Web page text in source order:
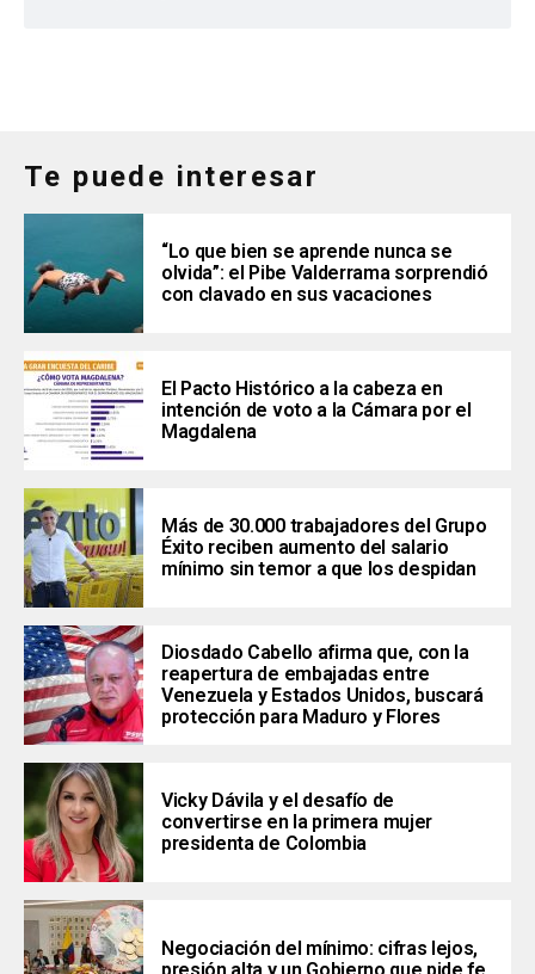
Te puede interesar
“Lo que bien se aprende nunca se
olvida”: el Pibe Valderrama sorprendió
con clavado en sus vacaciones
El Pacto Histórico a la cabeza en
intención de voto a la Cámara por el
Magdalena
Más de 30.000 trabajadores del Grupo
Éxito reciben aumento del salario
mínimo sin temor a que los despidan
Diosdado Cabello afirma que, con la
reapertura de embajadas entre
Venezuela y Estados Unidos, buscará
protección para Maduro y Flores
Vicky Dávila y el desafío de
convertirse en la primera mujer
presidenta de Colombia
Negociación del mínimo: cifras lejos,